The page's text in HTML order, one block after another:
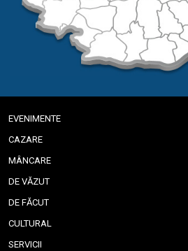
EVENIMENTE
CAZARE
MÂNCARE
DE VĂZUT
DE FĂCUT
CULTURAL
SERVICII